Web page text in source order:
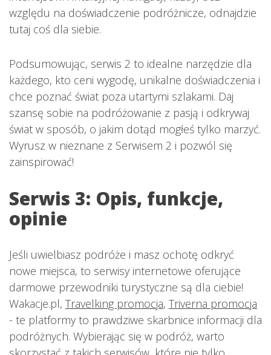
względu na doświadczenie podróżnicze, odnajdzie
tutaj coś dla siebie.
Podsumowując, serwis 2 to idealne narzędzie dla
każdego, kto ceni wygodę, unikalne doświadczenia i
chce poznać świat poza utartymi szlakami. Daj
szansę sobie na podróżowanie z pasją i odkrywaj
świat w sposób, o jakim dotąd mogłeś tylko marzyć.
Wyrusz w nieznane z Serwisem 2 i pozwól się
zainspirować!
Serwis 3: Opis, funkcje,
opinie
Jeśli uwielbiasz podróże i masz ochotę odkryć
nowe miejsca, to serwisy internetowe oferujące
darmowe przewodniki turystyczne są dla ciebie!
Wakacje.pl, Travelking promocja, Triverna promocja
- te platformy to prawdziwe skarbnice informacji dla
podróżnych. Wybierając się w podróż, warto